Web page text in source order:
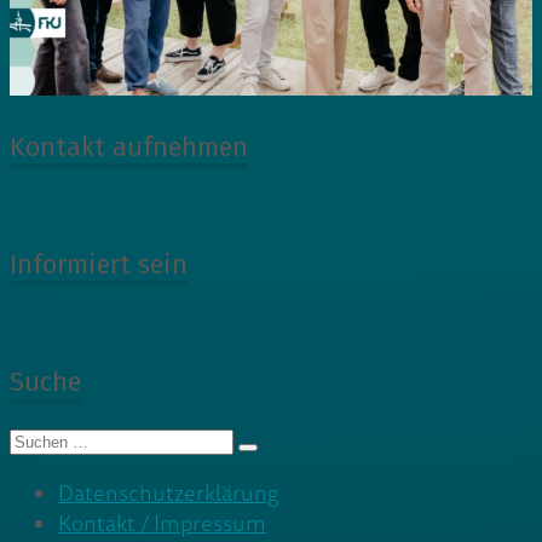
Kontakt aufnehmen
Informiert sein
Suche
Suche
Datenschutzerklärung
Kontakt / Impressum